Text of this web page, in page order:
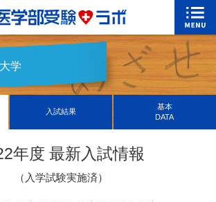
学
入試結果
基本
DATA
年度 最新入試情報
（入学試験実施済）